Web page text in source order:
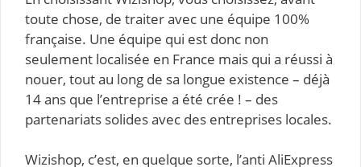
toute chose, de traiter avec une équipe 100%
française. Une équipe qui est donc non
seulement localisée en France mais qui a réussi à
nouer, tout au long de sa longue existence – déjà
14 ans que l’entreprise a été crée ! – des
partenariats solides avec des entreprises locales.
Wizishop, c’est, en quelque sorte, l’anti AliExpress